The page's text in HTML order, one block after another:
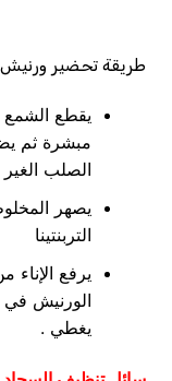
طريقة تحضير
يقطع
مبشرة ثم
الصلب
يصهر
التربنتينا
يرفع
الورنيش في
يغطي .